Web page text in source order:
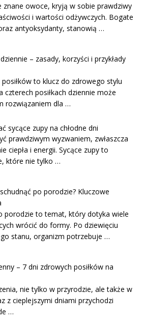
znane owoce, kryją w sobie prawdziwy
i wartości odżywczych. Bogate
antyoksydanty, stanowią …
– zasady, korzyści i przykłady
to klucz do zdrowego stylu
czterech posiłkach dziennie może
rozwiązaniem dla …
sycące zupy na chłodne dni
prawdziwym wyzwaniem, zwłaszcza
ciepła i energii. Sycące zupy to
które nie tylko …
po porodzie? Kluczowe
porodzie to temat, który dotyka wiele
wrócić do formy. Po dziewięciu
stanu, organizm potrzebuje …
– 7 dni zdrowych posiłków na
nie tylko w przyrodzie, ale także w
z cieplejszymi dniami przychodzi
…